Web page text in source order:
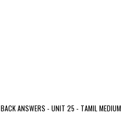
ANSWERS - UNIT 25 - TAMIL MEDIUM